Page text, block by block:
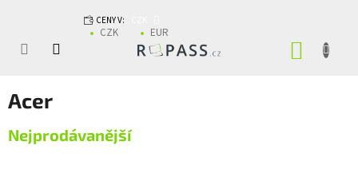
CENY V:
CZK EUR
Acer
Nejprodávanější